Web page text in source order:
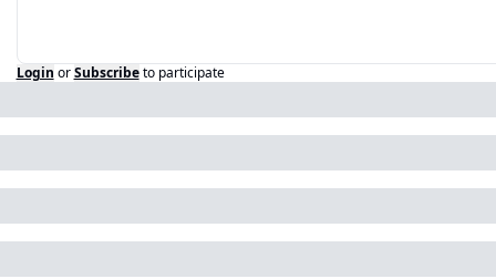
Login or Subscribe to participate